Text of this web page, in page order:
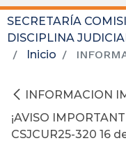
SECRETARÍA
DISCIPLINA
Inicio
INFORMACION
¡AVISO
CSJCUR25-320 16